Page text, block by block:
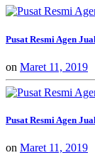
Pusat Resmi Agen
on Maret 11, 2019
Pusat Resmi Agen
on Maret 11, 2019